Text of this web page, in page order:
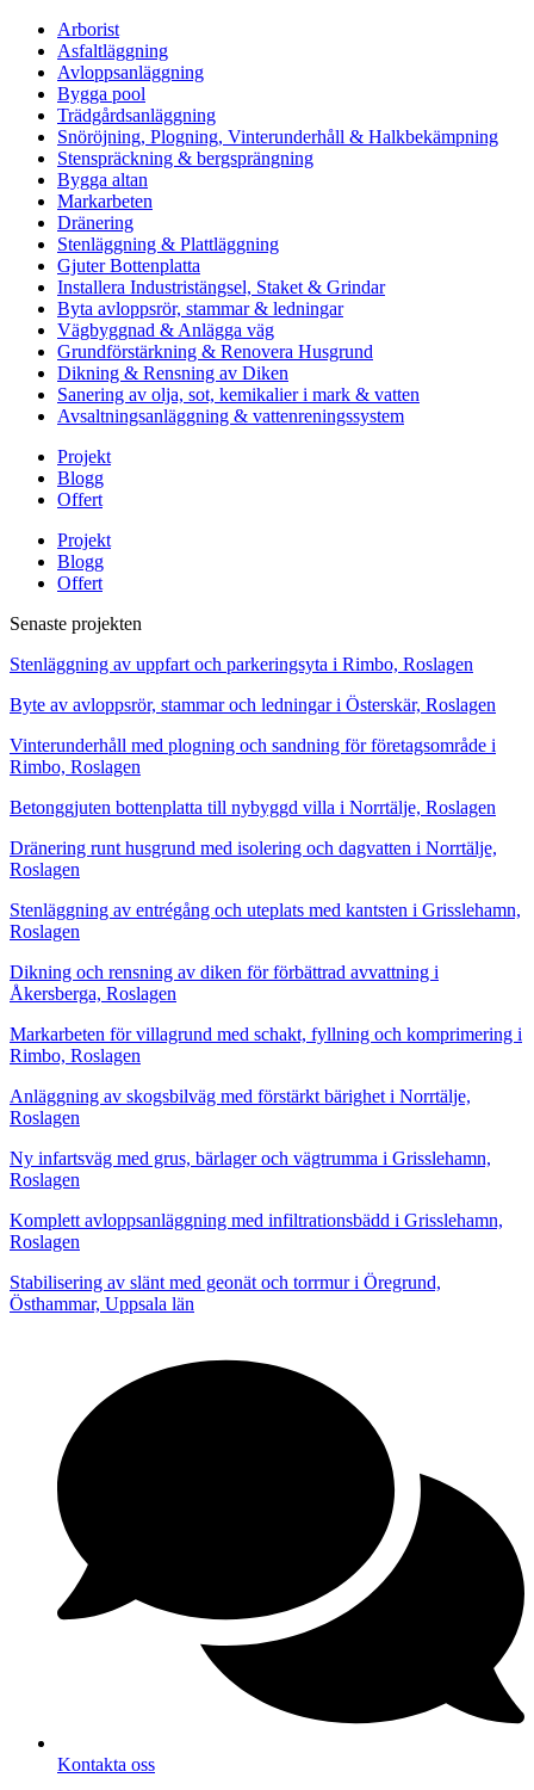
Arborist
Asfaltläggning
Avloppsanläggning
Bygga pool
Trädgårdsanläggning
Snöröjning, Plogning, Vinterunderhåll & Halkbekämpning
Stenspräckning & bergsprängning
Bygga altan
Markarbeten
Dränering
Stenläggning & Plattläggning
Gjuter Bottenplatta
Installera Industristängsel, Staket & Grindar
Byta avloppsrör, stammar & ledningar
Vägbyggnad & Anlägga väg
Grundförstärkning & Renovera Husgrund
Dikning & Rensning av Diken
Sanering av olja, sot, kemikalier i mark & vatten
Avsaltningsanläggning & vattenreningssystem
Projekt
Blogg
Offert
Projekt
Blogg
Offert
Senaste projekten
Stenläggning av uppfart och parkeringsyta i Rimbo, Roslagen
Byte av avloppsrör, stammar och ledningar i Österskär, Roslagen
Vinterunderhåll med plogning och sandning för företagsområde i
Rimbo, Roslagen
Betonggjuten bottenplatta till nybyggd villa i Norrtälje, Roslagen
Dränering runt husgrund med isolering och dagvatten i Norrtälje,
Roslagen
Stenläggning av entrégång och uteplats med kantsten i Grisslehamn,
Roslagen
Dikning och rensning av diken för förbättrad avvattning i
Åkersberga, Roslagen
Markarbeten för villagrund med schakt, fyllning och komprimering i
Rimbo, Roslagen
Anläggning av skogsbilväg med förstärkt bärighet i Norrtälje,
Roslagen
Ny infartsväg med grus, bärlager och vägtrumma i Grisslehamn,
Roslagen
Komplett avloppsanläggning med infiltrationsbädd i Grisslehamn,
Roslagen
Stabilisering av slänt med geonät och torrmur i Öregrund,
Östhammar, Uppsala län
Kontakta oss